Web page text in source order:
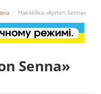
Наклейка «Ayrton Senna»
Senna»